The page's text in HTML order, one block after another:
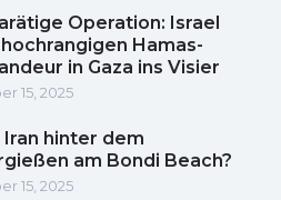
Operation: Israel
Hamas-
in Gaza ins Visier
15, 2025
hinter dem
am Bondi Beach?
15, 2025